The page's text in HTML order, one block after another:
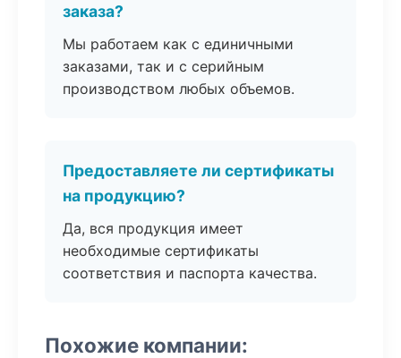
заказа?
Мы работаем как с единичными
заказами, так и с серийным
производством любых объемов.
Предоставляете ли сертификаты
на продукцию?
Да, вся продукция имеет
необходимые сертификаты
соответствия и паспорта качества.
Похожие компании: